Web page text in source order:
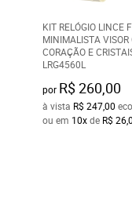
KIT RELÓGIO LINCE
MINIMALISTA
CORAÇÃO E
LRG4560L
por R$ 260,00
à vista R$ 247,00
ou em 10xde R$